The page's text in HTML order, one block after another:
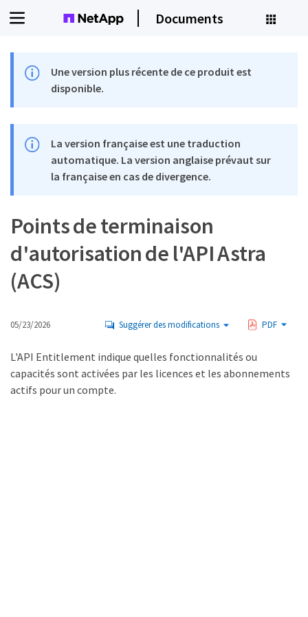
Documents
Une version plus récente de ce produit est
disponible.
La version française est une traduction
automatique. La version anglaise prévaut sur
la française en cas de divergence.
Points de terminaison
d'autorisation de l'API Astra
(ACS)
05/23/2026 Suggérer des modifications PDF
L'API Entitlement indique quelles fonctionnalités ou
capacités sont activées par les licences et les abonnements
actifs pour un compte.